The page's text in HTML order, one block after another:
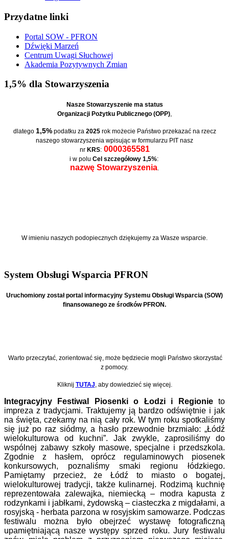
Przydatne linki
Portal SOW - PFRON
Dźwięki Marzeń
Centrum Uwagi Słuchowej
Akademia Pozytywnych Zmian
1,5% dla Stowarzyszenia
Nasze Stowarzyszenie ma status
Organizacji Pożytku Publicznego (OPP),
dlatego 1,5%podatku za 2025rok możecie Państwo przekazać na rzecz
naszego stowarzyszenia wpisując w formularzu PIT nasz
nr KRS:0000365581
i w polu Cel szczegółowy 1,5%:
nazwę Stowarzyszenia.
W imieniu naszych podopiecznych dziękujemy za Wasze wsparcie.
System Obsługi Wsparcia PFRON
Uruchomiony został portal informacyjny Systemu Obsługi Wsparcia (SOW)
finansowanego ze środków PFRON.
Warto przeczytać, zorientować się, może będziecie mogli Państwo skorzystać
z pomocy.
Kliknij TUTAJ , aby dowiedzieć się więcej.
ntegracyjny Festiwal Piosenki o Łodzi i Regionieto
impreza z tradycjami. Traktujemy ją bardzo odświętnie i jak
na święta, czekamy na nią cały rok. W tym roku spotkaliśmy
się już po raz siódmy, a hasło przewodnie brzmiało: „Łódź
wielokulturowa od kuchni”. Jak zwykle, zaprosiliśmy do
wspólnej zabawy szkoły masowe, specjalne i przedszkola.
Zgodnie z hasłem, oprócz regulaminowych piosenek
konkursowych, poznaliśmy smaki regionu łódzkiego.
Pamiętamy przecież, że Łódź to miasto o bogatej,
wielokulturowej tradycji, także kulinarnej. Rodzimą kuchnię
reprezentowała zalewajka, niemiecką – modra kapusta z
rodzynkami i jabłkami, żydowską – ciasteczka z migdałami, a
rosyjską - herbata parzona w rosyjskim samowarze. Podczas
festiwalu można było obejrzeć wystawę fotograficzną
upamiętniającą nasze występy sprzed roku. Jury festiwalu